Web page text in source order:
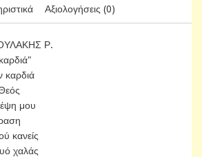
Αξιολογήσεις (0)
Ρ.
καρδιά
μου
κανείς
χαλάς